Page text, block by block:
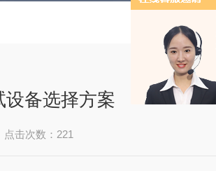
设备选择方案
点击次数：221